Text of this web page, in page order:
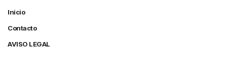
Inicio
Contacto
AVISO LEGAL